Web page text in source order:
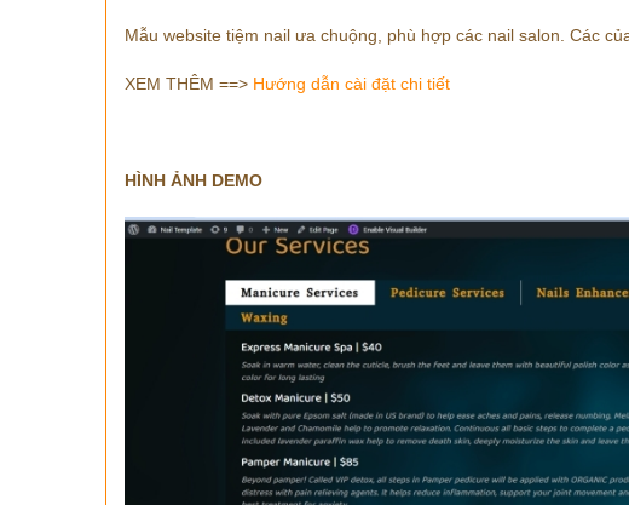
Mẫu website tiệm nail ưa chuộng, phù hợp các nail salon. Các
XEM THÊM ==> Hướng dẫn cài đặt chi tiết
HÌNH ẢNH DEMO